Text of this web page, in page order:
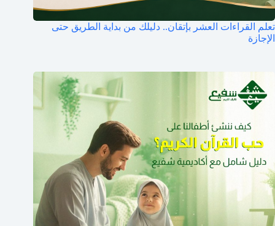
تعلم القراءات العشر بإتقان.. دليلك من بداية الطريق حتى
الإجازة